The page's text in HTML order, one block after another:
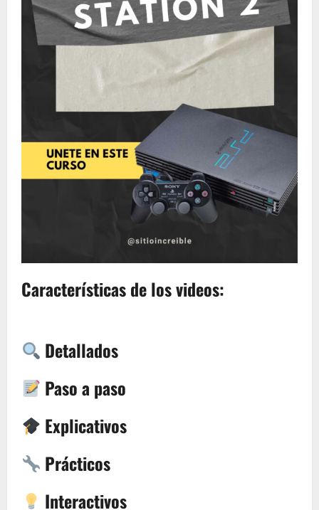
Características de los videos:
Detallados
Paso a paso
Explicativos
Prácticos
Interactivos